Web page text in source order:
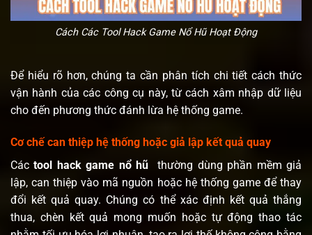
Cách Các Tool Hack Game Nổ Hũ Hoạt Động
Để hiểu rõ hơn, chúng ta cần phân tích chi tiết cách thức
vận hành của các công cụ này, từ cách xâm nhập dữ liệu
cho đến phương thức đánh lừa hệ thống game.
Cơ chế can thiệp hệ thống hoặc giả lập kết quả quay
Cáctool hack game nổ hũ
thường dùng phần mềm giả
lập, can thiệp vào mã nguồn hoặc hệ thống game để thay
đổi kết quả quay. Chúng có thể xác định kết quả thắng
thua, chèn kết quả mong muốn hoặc tự động thao tác